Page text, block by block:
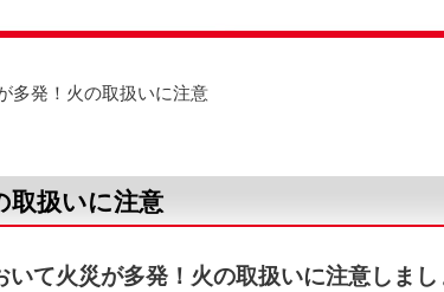
多発！火の取扱いに注意
取扱いに注意
いて火災が多発！火の取扱いに注意しまし